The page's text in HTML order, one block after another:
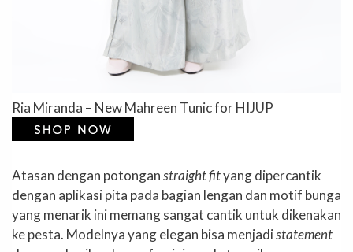
Ria Miranda – New Mahreen Tunic for HIJUP
Atasan dengan potonganstraight fityang dipercantik
dengan aplikasi pita pada bagian lengan dan motif bunga
yang menarik ini memang sangat cantik untuk dikenakan
ke pesta. Modelnya yang elegan bisa menjadistatement